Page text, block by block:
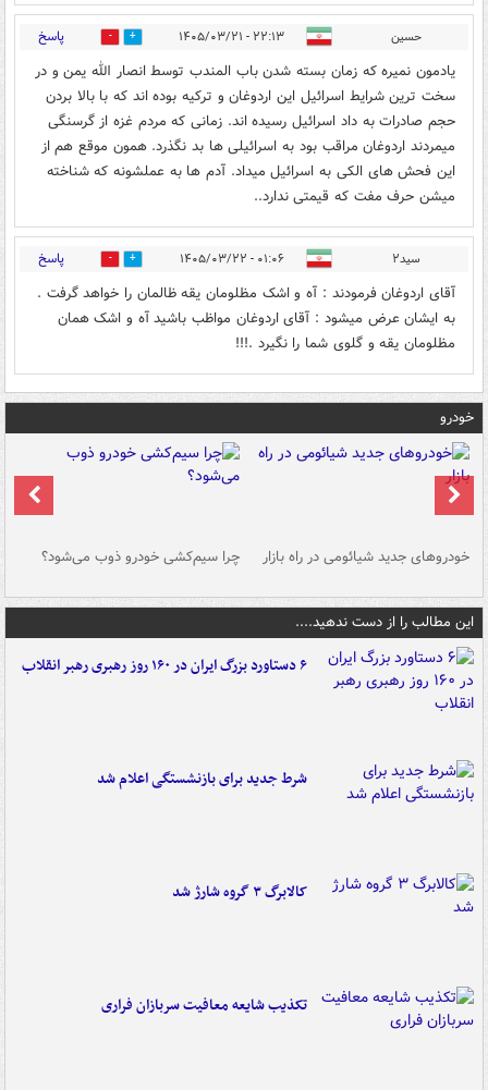
حسین ۲۲:۱۳ - ۱۴۰۵/۰۳/۲۱ 1 پاسخ
یادمون نمیره که زمان بسته شدن باب المندب توسط انصار الله یمن و در
سخت ترین شرایط اسرائیل این اردوغان و ترکیه بوده اند که با بالا بردن
حجم صادرات به داد اسرائیل رسیده اند. زمانی که مردم غزه از گرسنگی
میمردند اردوغان مراقب بود به اسرائیلی ها بد نگذرد. همون موقع هم از
این فحش های الکی به اسرائیل میداد. آدم ها به عملشونه که شناخته
میشن حرف مفت که قیمتی ندارد..
سید۲ ۰۱:۰۶ - ۱۴۰۵/۰۳/۲۲ 1 پاسخ
آقای اردوغان فرمودند : آه و اشک مظلومان یقه ظالمان را خواهد گرفت .
به ایشان عرض میشود : آقای اردوغان مواظب باشید آه و اشک همان
مظلومان یقه و گلوی شما را نگیرد .!!!
خودرو
خودروهای جدید شیائومی در راه بازار چرا سیم‌کشی خودرو ذوب می‌شود؟
این مطالب را از دست ندهید....
۶ دستاورد بزرگ ایران در ۱۶۰ روز رهبری رهبر انقلاب
شرط جدید برای بازنشستگی اعلام شد
کالابرگ ۳ گروه شارژ شد
تکذیب شایعه معافیت سربازان فراری